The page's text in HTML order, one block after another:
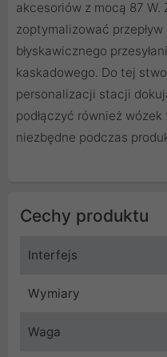
akcesoriów z mocą 87 W.
zoptymalizować
błyskawicznego
kaskadowego. Do tej
personalizacji stacji
podłączyć również
niezbędne podczas
Cechy produktu
Interfejs
Wymiary
Waga